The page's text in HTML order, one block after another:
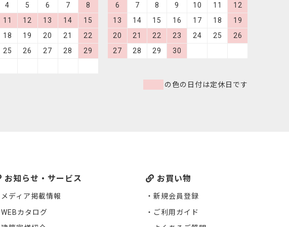
4 5 6 7
8
11 12 13 14
15
18 19 20 21
22
25 26 27 28
29
6
7 8 9 10 11
12
13
14 15 16 17 18
19
20
21 22 23 24 25
26
27
28 29 30
の色の日付は定休日です
お知らせ・サービス
メディア掲載情報
WEBカタログ
お買い物
新規会員登録
ご利用ガイド